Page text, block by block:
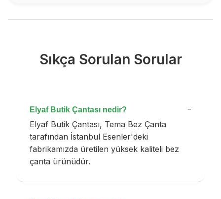
Sıkça Sorulan Sorular
Elyaf Butik Çantası nedir? −
Elyaf Butik Çantası, Tema Bez Çanta
tarafından İstanbul Esenler'deki
fabrikamızda üretilen yüksek kaliteli bez
çanta ürünüdür.